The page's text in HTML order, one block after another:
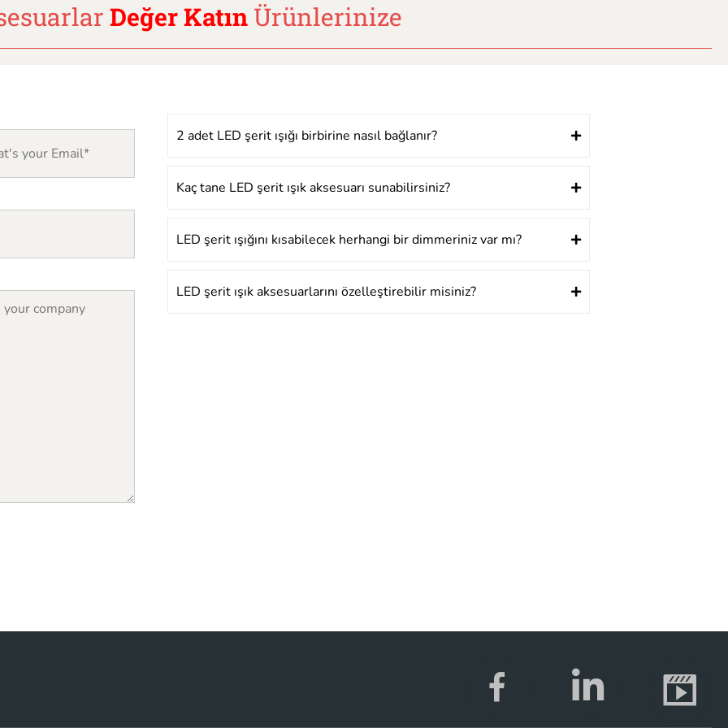
Değer Katın Ürünlerinize
2 adet LED şerit ışığı birbirine nasıl bağlanır?
Kaç tane LED şerit ışık aksesuarı sunabilirsiniz?
LED şerit ışığını kısabilecek herhangi bir dimmeriniz var mı?
LED şerit ışık aksesuarlarını özelleştirebilir misiniz?